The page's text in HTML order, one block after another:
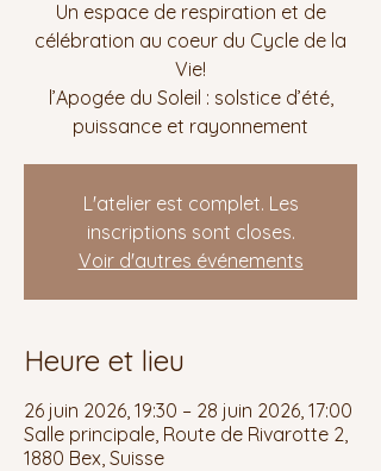
Un espace de respiration et de
célébration au coeur du Cycle de la
Vie!
l’Apogée du Soleil : solstice d’été,
puissance et rayonnement
L'atelier est complet. Les
inscriptions sont closes.
Voir d'autres événements
Heure et lieu
26 juin 2026, 19:30 – 28 juin 2026, 17:00
Salle principale, Route de Rivarotte 2,
1880 Bex, Suisse